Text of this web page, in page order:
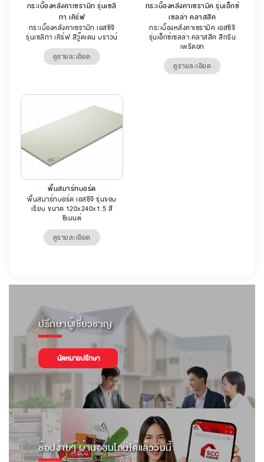
กระเบื้องหลังคาเซรามิก รุ่นเซลิ
กา เคิร์ฟ
กระเบื้องหลังคาเซรามิก เอสซีจี
รุ่นเซลิกา เคิร์ฟ สีวู๊ดเดน บราวน์
ดูรายละเอียด
กระเบื้องหลังคาเซรามิค รุ่นเอ็กซ์
เซลล่า คลาสสิค
กระเบื้องหลังคาเซรามิค เอสซีจี
รุ่นเอ็กซ์เซลล่า คลาสสิค สีกรีน
เพริดอท
ดูรายละเอียด
พื้นสมาร์ทบอร์ด
พื้นสมาร์ทบอร์ด เอสซีจี รุ่นขอบ
เรียบ ขนาด 120x240x1.5 สี
ซีเมนต์
ดูรายละเอียด
ปรึกษาผู้เชี่ยวชาญ
นัดหมายปรึกษา
ช้อปง่ายๆ ผ่านออนไลน์ได้แล้ววันนี้